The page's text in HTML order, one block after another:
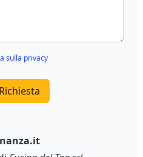
sulla privacy